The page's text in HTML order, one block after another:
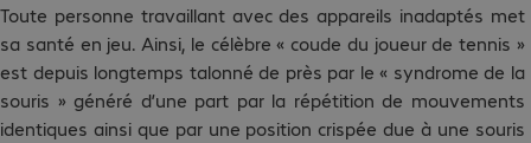
Toute personne travaillant avec des appareils inadaptés met
sa santé en jeu. Ainsi, le célèbre « coude du joueur de tennis »
est depuis longtemps talonné de près par le « syndrome de la
souris » généré d’une part par la répétition de mouvements
identiques ainsi que par une position crispée due à une souris